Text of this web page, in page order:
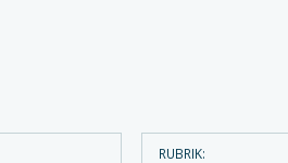
RUBRIK: